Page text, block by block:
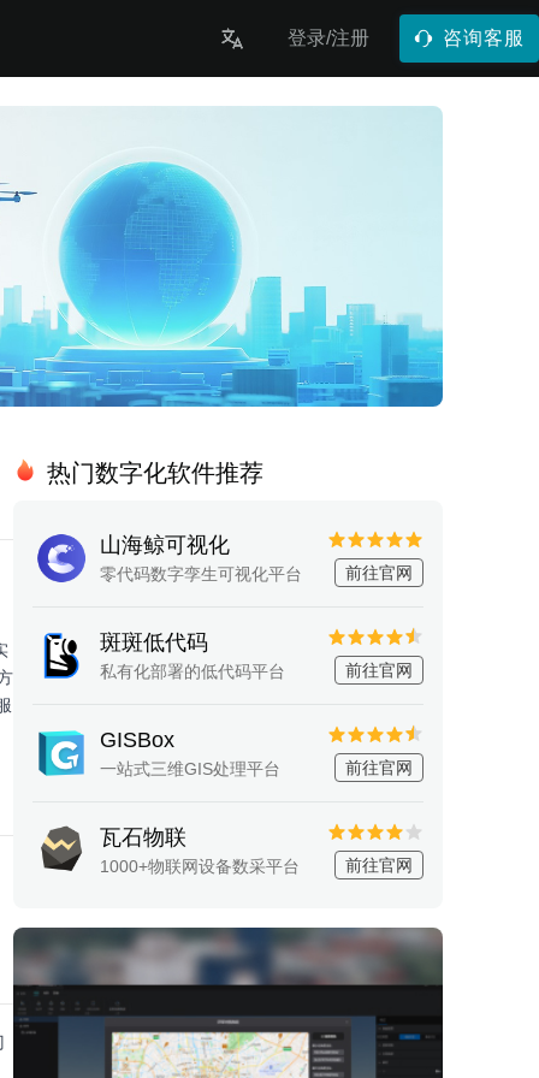
登录/注册 咨询客服
热门数字化软件推荐
山海鲸可视化
零代码数字孪生可视化平台 前往官网
斑斑低代码
私有化部署的低代码平台 前往官网
GISBox
一站式三维GIS处理平台 前往官网
瓦石物联
1000+物联网设备数采平台 前往官网